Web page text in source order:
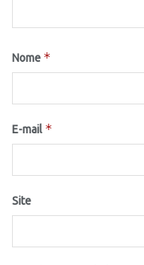
Nome *
E-mail *
Site